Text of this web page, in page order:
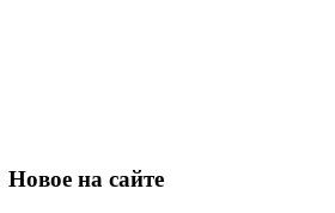
Новое на сайте